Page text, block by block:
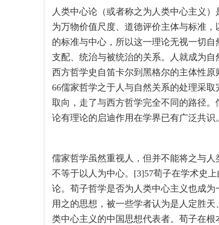
人类中心论（或者称之为人类中心主义
为万物价值尺度、道德评价主体与标准
的标准与中心，所以这一理论无视一切
支配、统治与被统治的关系。人就成为自
西方哲学史自笛卡尔到黑格尔的主体性
66儒家哲学之于人与自然关系的处理采
取向，走了与西方哲学完全不同的路径
论有理论的启迪作用在学界已有广泛共识。
儒家哲学虽然重视人，但并不能将之与
不等于以人为中心。[3]57荀子在学术史
论。荀子哲学是否为人类中心主义也成
用之的思想，被一些学者认为是人定胜
类中心主义的中国思想代表者。荀子在